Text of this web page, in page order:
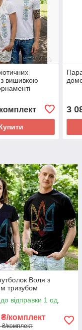
вишивкою
3
Воля з
тризубом
відправки 1 од.
₴/комплект
комплект